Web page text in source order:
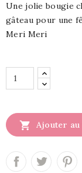
Une jolie bougie
gâteau pour une
Meri Meri
 Ajouter au